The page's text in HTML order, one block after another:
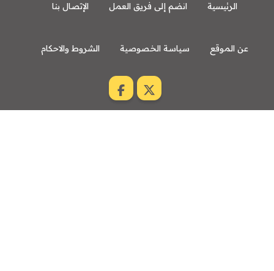
الرئيسية انضم إلى فريق العمل الإتصال بنا
عن الموقع سياسة الخصوصية الشروط والاحكام